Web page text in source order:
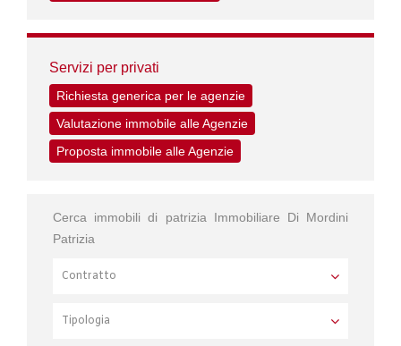
Servizi per privati
Richiesta generica per le agenzie
Valutazione immobile alle Agenzie
Proposta immobile alle Agenzie
Cerca immobili di patrizia Immobiliare Di Mordini
Patrizia